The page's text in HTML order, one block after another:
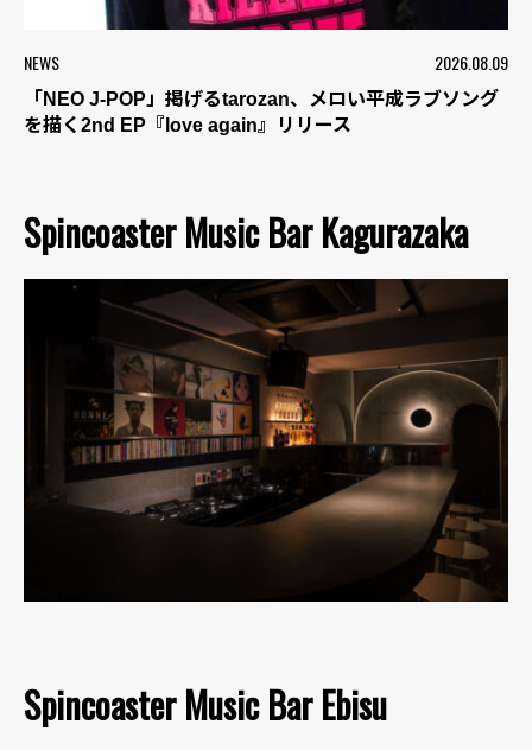
NEWS 2026.08.09
「NEO J-POP」掲げるtarozan、メロい平成ラブソング
を描く2nd EP『love again』リリース
Spincoaster Music Bar Kagurazaka
Spincoaster Music Bar Ebisu